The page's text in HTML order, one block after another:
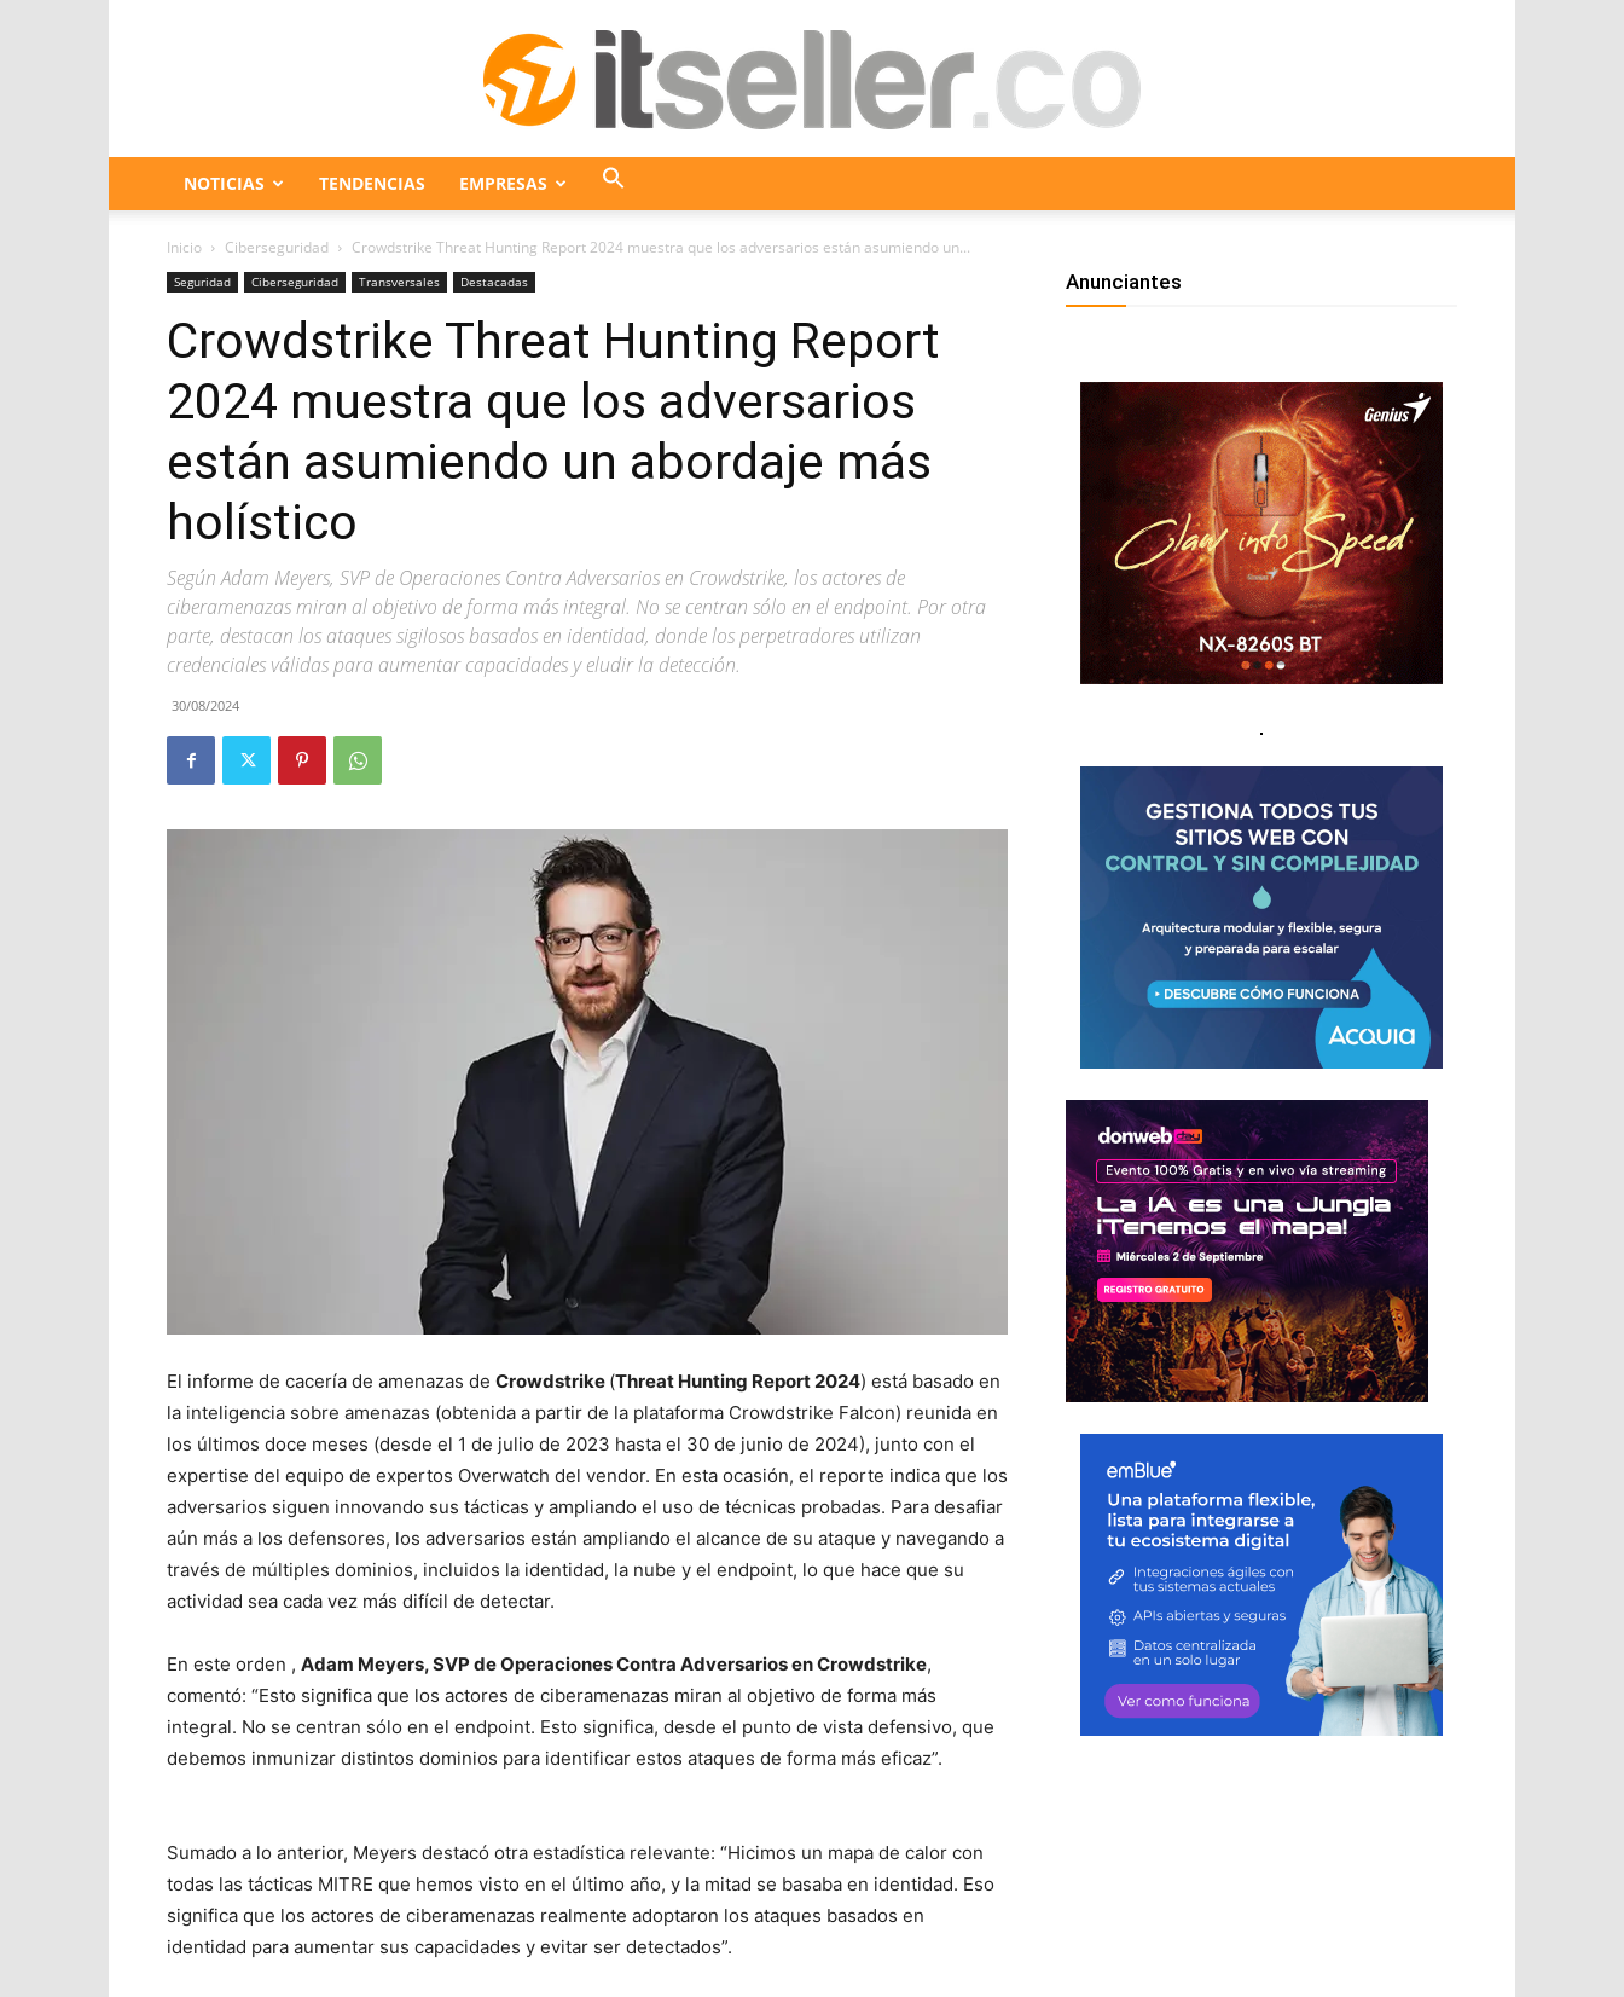
ITseller
Colombia
NOTICIAS TENDENCIAS EMPRESAS
Inicio Ciberseguridad Crowdstrike Threat Hunting Report 2024 muestra que los adversarios están asumiendo un...
Seguridad Ciberseguridad Transversales Destacadas
Crowdstrike Threat Hunting Report
2024 muestra que los adversarios
están asumiendo un abordaje más
holístico
Según Adam Meyers, SVP de Operaciones Contra Adversarios en Crowdstrike, los actores de
ciberamenazas miran al objetivo de forma más integral. No se centran sólo en el endpoint. Por otra
parte, destacan los ataques sigilosos basados en identidad, donde los perpetradores utilizan
credenciales válidas para aumentar capacidades y eludir la detección.
30/08/2024
El informe de cacería de amenazas de Crowdstrike (Threat Hunting Report 2024) está basado en
la inteligencia sobre amenazas (obtenida a partir de la plataforma Crowdstrike Falcon) reunida en
los últimos doce meses (desde el 1 de julio de 2023 hasta el 30 de junio de 2024), junto con el
expertise del equipo de expertos Overwatch del vendor. En esta ocasión, el reporte indica que los
adversarios siguen innovando sus tácticas y ampliando el uso de técnicas probadas. Para desafiar
aún más a los defensores, los adversarios están ampliando el alcance de su ataque y navegando a
través de múltiples dominios, incluidos la identidad, la nube y el endpoint, lo que hace que su
actividad sea cada vez más difícil de detectar.
En este orden , Adam Meyers, SVP de Operaciones Contra Adversarios en Crowdstrike,
comentó: “Esto significa que los actores de ciberamenazas miran al objetivo de forma más
integral. No se centran sólo en el endpoint. Esto significa, desde el punto de vista defensivo, que
debemos inmunizar distintos dominios para identificar estos ataques de forma más eficaz”.
Sumado a lo anterior, Meyers destacó otra estadística relevante: “Hicimos un mapa de calor con
todas las tácticas MITRE que hemos visto en el último año, y la mitad se basaba en identidad. Eso
significa que los actores de ciberamenazas realmente adoptaron los ataques basados en
identidad para aumentar sus capacidades y evitar ser detectados”.
Anunciantes